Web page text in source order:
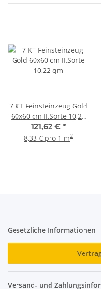
7 KT Feinsteinzeug Gold
60x60 cm II.Sorte 10,22
qm
121,62 € *
8,33 € pro 1 m2
Gesetzliche Informationen
Versand- und